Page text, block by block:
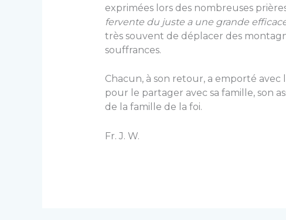
exprimées lors des nombreuses
fervente du juste a une grande
très souvent de déplacer des
souffrances.
Chacun, à son retour, a emporté
pour le partager avec sa famille, son
de la famille de la foi.
Fr. J. W.